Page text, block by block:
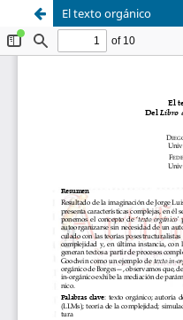
El texto orgánico